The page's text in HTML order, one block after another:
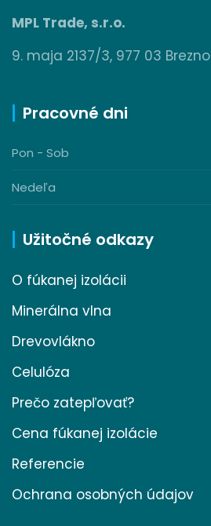
MPL Trade, s.r.o.
9. maja 2137/3, 977 03 Brezno
Pracovné dni
Pon - Sob
Nedeľa
Užitočné odkazy
O fúkanej izolácii
Minerálna vlna
Drevovlákno
Celulóza
Prečo zatepľovať?
Cena fúkanej izolácie
Referencie
Ochrana osobných údajov